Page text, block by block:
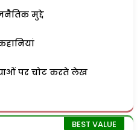
मुद्दे
पर चोट करते लेख